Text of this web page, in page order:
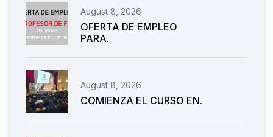
August 8, 2026
OFERTA DE EMPLEO
PARA.
August 8, 2026
COMIENZA EL CURSO EN.